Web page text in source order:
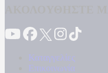
Καταγγελίες
Επικοινωνία